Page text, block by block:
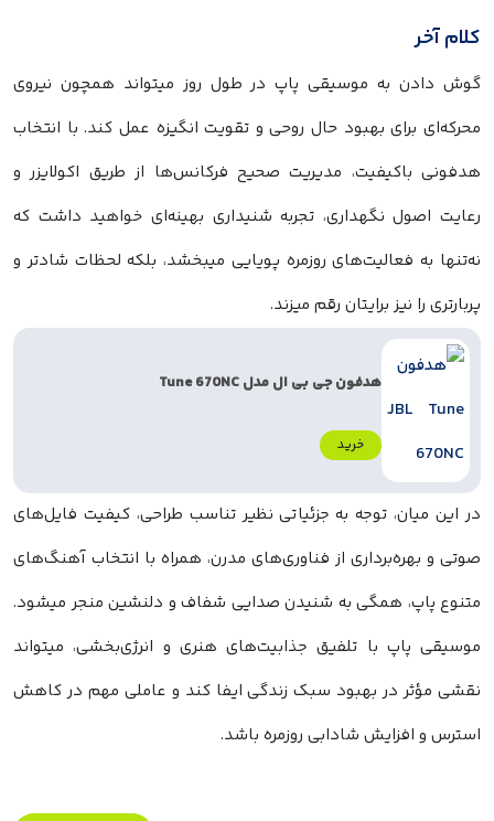
کلام آخر
گوش دادن به موسیقی پاپ در طول روز میتواند همچون نیروی
محرکه‌ای برای بهبود حال روحی و تقویت انگیزه عمل کند. با انتخاب
هدفونی باکیفیت، مدیریت صحیح فرکانس‌ها از طریق اکولایزر و
رعایت اصول نگهداری، تجربه شنیداری بهینه‌ای خواهید داشت که
نه‌تنها به فعالیت‌های روزمره پویایی میبخشد، بلکه لحظات شادتر و
پربار‌تری را نیز برایتان رقم میزند.
هدفون جی بی ال مدل Tune 670NC
خرید
در این میان، توجه به جزئیاتی نظیر تناسب طراحی، کیفیت فایل‌های
صوتی و بهره‌برداری از فناوری‌های مدرن، همراه با انتخاب آهنگ‌های
متنوع پاپ، همگی به شنیدن صدایی شفاف و دلنشین منجر میشود.
موسیقی پاپ با تلفیق جذابیت‌های هنری و انرژی‌بخشی، میتواند
نقشی مؤثر در بهبود سبک زندگی ایفا کند و عاملی مهم در کاهش
استرس و افزایش شادابی روزمره باشد.